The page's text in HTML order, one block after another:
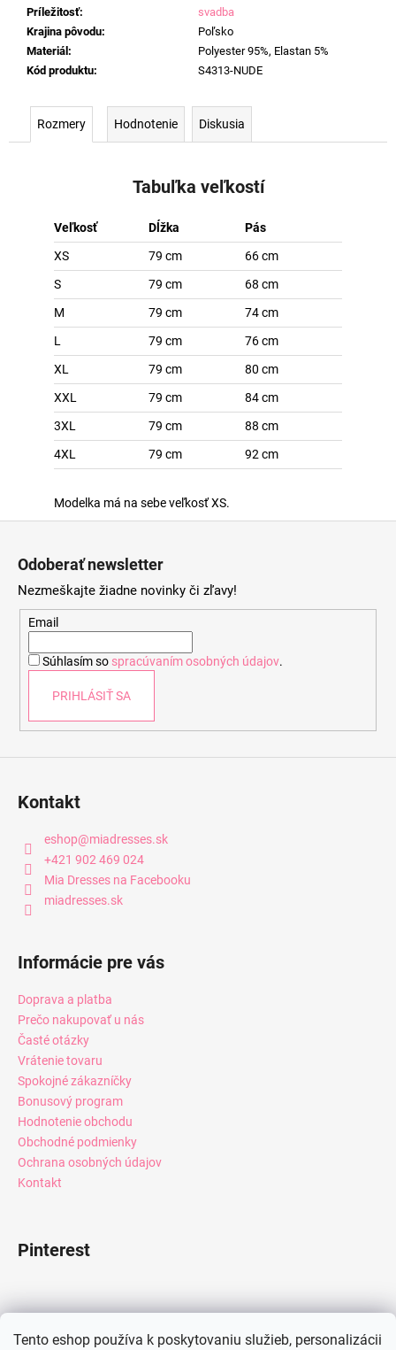
Tento eshop používa k poskytovaniu služieb, personalizácii
Príležitosť:
svadba
Krajina pôvodu:
Poľsko
Materiál :
Polyester 95%, Elastan 5%
Kód produktu: S4313-NUDE
Rozmery Hodnotenie Diskusia
Tabuľka veľkostí
Veľkosť Dĺžka
Pás
XS
79 cm
66 cm
S
79 cm
68 cm
M
79 cm
74 cm
L
79 cm
76 cm
XL
79 cm
80 cm
XXL
79 cm
84 cm
3XL
79 cm
88 cm
4XL
79 cm 92 cm
Modelka má na sebe veľkosť XS.
Odoberať newsletter
Nezmeškajte žiadne novinky či zľavy!
Email
Súhlasím so spracúvaním osobných údajov.
PRIHLÁSIŤ SA
Kontakt
eshop@miadresses.sk
+421 902 469 024
Mia Dresses na Facebooku
miadresses.sk
Informácie pre vás
Doprava a platba
Prečo nakupovať u nás
Časté otázky
Vrátenie tovaru
Spokojné zákazníčky
Bonusový program
Hodnotenie obchodu
Obchodné podmienky
Ochrana osobných údajov
Kontakt
Pinterest